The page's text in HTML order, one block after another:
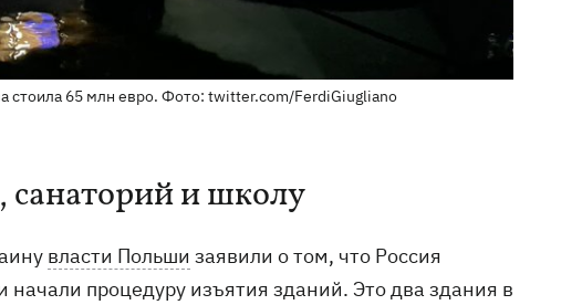
стоила 65 млн евро. Фото: twitter.com/FerdiGiugliano
и школу
власти Польши заявили о том, что Россия
процедуру изъятия зданий. Это два здания в